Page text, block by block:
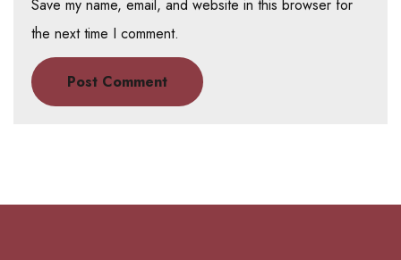
Save my name, email, and website in this browser for
the next time I comment.